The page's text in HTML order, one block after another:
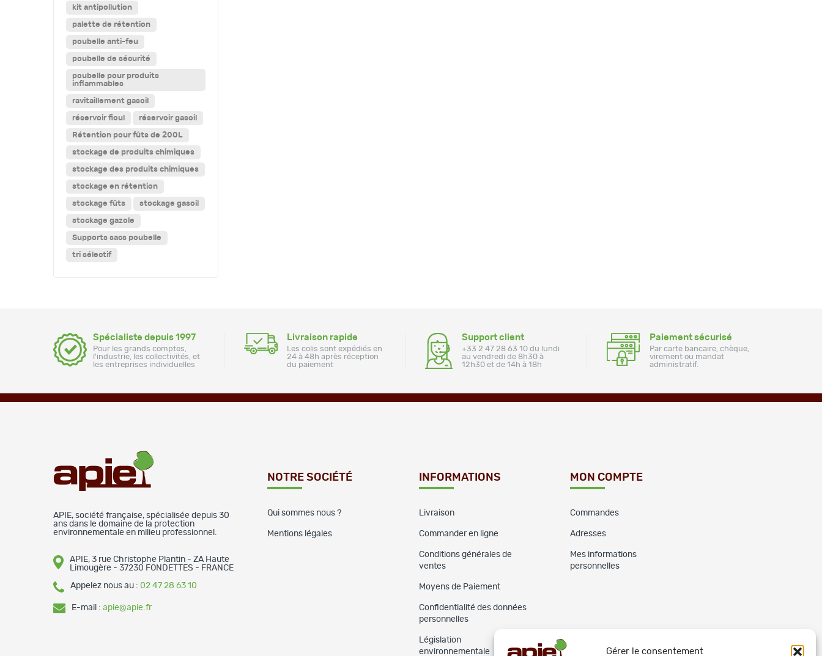
Gérer le consentement
kit antipollution
palette de rétention
poubelle anti-feu
poubelle de sécurité
poubelle pour produits
inflammables
ravitaillement gasoil
réservoir fioul réservoir gasoil
Rétention pour fûts de 200L
stockage de produits chimiques
stockage des produits chimiques
stockage en rétention
stockage fûts stockage gasoil
stockage gazole
Supports sacs poubelle
tri sélectif
Spécialiste depuis 1997
Pour les grands comptes,
l'industrie, les collectivités, et
les entreprises individuelles
Livraison rapide
Les colis sont expédiés en
24 à 48h après réception
du paiement
Support client
+33 2 47 28 63 10 du lundi
au vendredi de 8h30 à
12h30 et de 14h à 18h
Paiement sécurisé
Par carte bancaire, chèque,
virement ou mandat
administratif.
APIE, société française, spécialisée depuis 30
ans dans le domaine de la protection
environnementale en milieu professionnel.
APIE, 3 rue Christophe Plantin - ZA Haute
Limougère - 37230 FONDETTES - FRANCE
Appelez nous au : 02 47 28 63 10
E-mail : apie@apie.fr
NOTRE SOCIÉTÉ
Qui sommes nous ?
Mentions légales
INFORMATIONS
Livraison
Commander en ligne
Conditions générales de
ventes
Moyens de Paiement
Confidentialité des données
personnelles
Législation
environnementale
MON COMPTE
Commandes
Adresses
Mes informations
personnelles